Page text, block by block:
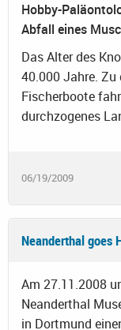
Hobby-
Abfall eines
Das Alter des
40.000 Jahre.
Fischerboote
durchzogenes
06/19/2009
Neanderthal goes
Am 27.11.2008
Neanderthal
in Dortmund